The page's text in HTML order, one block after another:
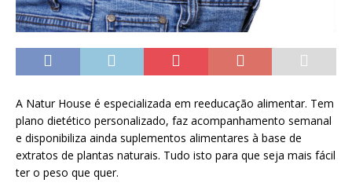
A Natur House é especializada em reeducação alimentar. Tem
plano dietético personalizado, faz acompanhamento semanal
e disponibiliza ainda suplementos alimentares à base de
extratos de plantas naturais. Tudo isto para que seja mais fácil
ter o peso que quer.